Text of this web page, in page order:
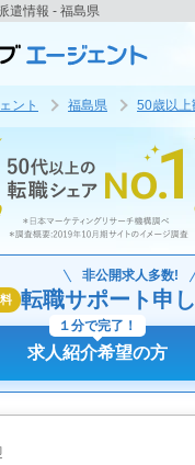
遣情報 - 福島県
ント 福島県 50歳以上
非公開求人多数!
転職サポート申
求人紹介希望の方
１分で完了！